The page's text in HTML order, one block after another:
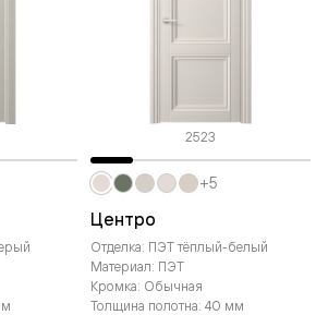
2523
Центро
Отделка: ПЭТ тёплый-белый
Материал: ПЭТ
Кромка: Обычная
Толщина полотна: 40 мм
+5